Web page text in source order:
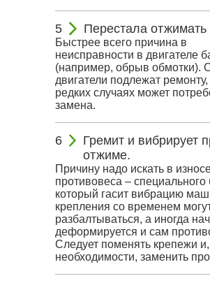
Перестала отжимать
Быстрее всего причина в
неисправности в двигателе
(например, обрыв обмотки).
двигатели подлежат
редких случаях может
замена.
Гремит и вибрирует
отжиме.
Причину надо искать в
противовеса – специального
который гасит вибрацию
крепления со временем
разбалтываться, а иногда
деформируется и сам
Следует поменять крепежи
необходимости, заменить